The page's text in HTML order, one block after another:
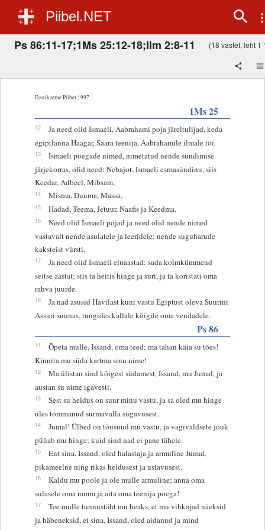
Piibel.NET
Ps 86:11-17;1Ms 25:12-18;Ilm 2:8-11 (18 vastet, leht 1
Eestikeelne Piibel 1997
1Ms 25
12
Ja need olid Ismaeli, Aabrahami poja järeltulijad, keda
egiptlanna Haagar, Saara teenija, Aabrahamile ilmale tõi.
13
Ismaeli poegade nimed, nimetatud nende sündimise
järjekorras, olid need: Nebajot, Ismaeli esmasündinu, siis
Keedar, Adbeel, Mibsam,
14 Misma, Duuma, Massa,
15 Hadad, Teema, Jetuur, Naafis ja Keedma.
16
Need olid Ismaeli pojad ja need olid nende nimed
vastavalt nende asulatele ja leeridele: nende suguharude
kaksteist vürsti.
17
Ja need olid Ismaeli eluaastad: sada kolmkümmend
seitse aastat; siis ta heitis hinge ja suri, ja ta koristati oma
rahva juurde.
18
Ja nad asusid Havilast kuni vastu Egiptust oleva Suurini
Assuri suunas, tungides kallale kõigile oma vendadele.
Ps 86
11
Õpeta mulle, Issand, oma teed; ma tahan käia su tões!
Kinnita mu süda kartma sinu nime!
12
Ma ülistan sind kõigest südamest, Issand, mu Jumal, ja
austan su nime igavesti.
13
Sest su heldus on suur minu vastu, ja sa oled mu hinge
üles tõmmanud surmavalla sügavusest.
14
Jumal! Ülbed on tõusnud mu vastu, ja vägivaldsete jõuk
püüab mu hinge; kuid sind nad ei pane tähele.
15
Ent sina, Issand, oled halastaja ja armuline Jumal,
pikameelne ning rikas heldusest ja ustavusest.
16
Kaldu mu poole ja ole mulle armuline; anna oma
sulasele oma ramm ja aita oma teenija poega!
17
Tee mulle tunnustäht mu heaks, et mu vihkajad näeksid
ja häbeneksid, et sina, Issand, oled aidanud ja mind